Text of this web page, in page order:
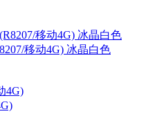
移动4G) 冰晶白色